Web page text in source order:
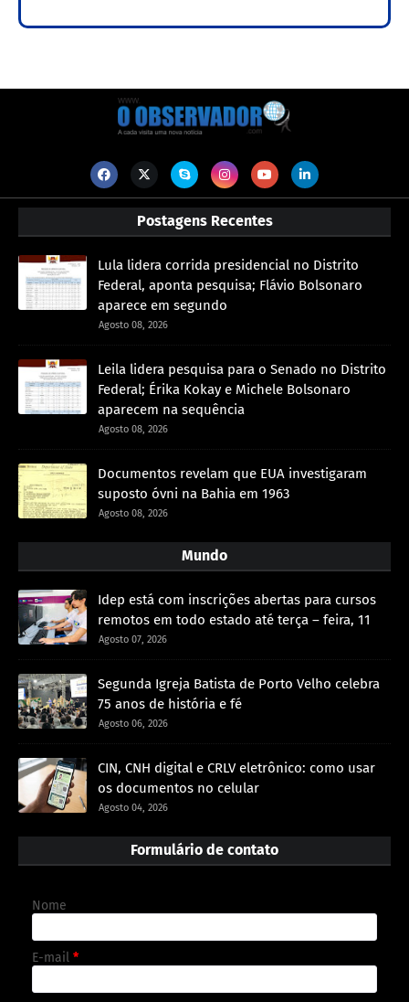
Postagens Recentes
Lula lidera corrida presidencial no Distrito
Federal, aponta pesquisa; Flávio Bolsonaro
aparece em segundo
Agosto 08, 2026
Leila lidera pesquisa para o Senado no Distrito
Federal; Érika Kokay e Michele Bolsonaro
aparecem na sequência
Agosto 08, 2026
Documentos revelam que EUA investigaram
suposto óvni na Bahia em 1963
Agosto 08, 2026
Mundo
Idep está com inscrições abertas para cursos
remotos em todo estado até terça – feira, 11
Agosto 07, 2026
Segunda Igreja Batista de Porto Velho celebra
75 anos de história e fé
Agosto 06, 2026
CIN, CNH digital e CRLV eletrônico: como usar
os documentos no celular
Agosto 04, 2026
Formulário de contato
Nome
E-mail *